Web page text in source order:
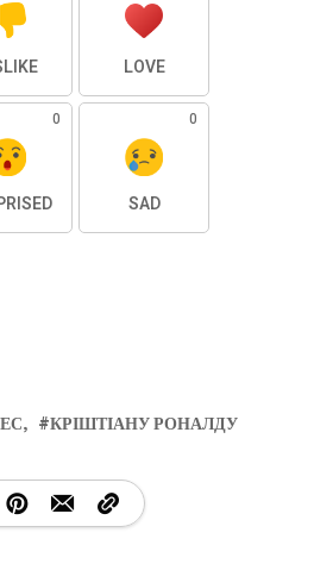
LOVE
0 0
SAD
КРІШТІАНУ РОНАЛДУ